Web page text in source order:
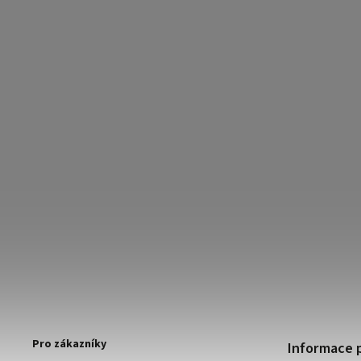
Pro zákazníky Informace